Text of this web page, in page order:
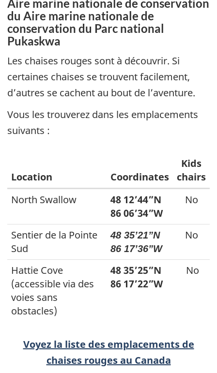
Aire marine nationale de conservation
du Aire marine nationale de
conservation du Parc national
Pukaskwa
Les chaises rouges sont à découvrir. Si
certaines chaises se trouvent facilement,
d’autres se cachent au bout de l’aventure.
Vous les trouverez dans les emplacements
suivants :
Location Coordinates
Kids
chairs
North Swallow
48 12’44”N
86 06’34”W
No
Sentier de la Pointe
Sud
48 35’21”N
86 17’36”W
No
Hattie Cove
(accessible via des
voies sans
obstacles)
48 35’25”N
86 17’22”W
No
Voyez la liste des emplacements de
chaises rouges au Canada